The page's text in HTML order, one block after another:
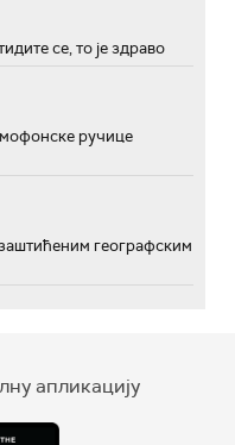
се, то је здраво
ручице
географским
апликацију